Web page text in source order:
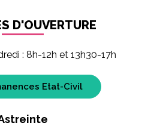
D'OUVERTURE
: 8h-12h et 13h30-17h
Etat-Civil